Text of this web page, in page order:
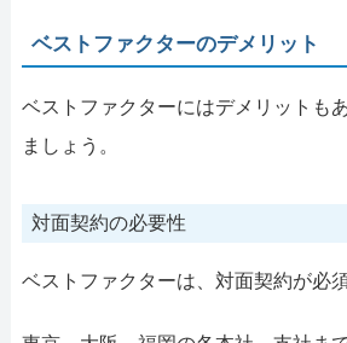
ベストファクターのデメリット
ベストファクターにはデメリットも
ましょう。
対面契約の必要性
ベストファクターは、対面契約が必